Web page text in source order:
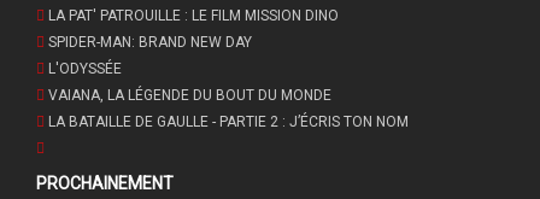
LA PAT' PATROUILLE : LE FILM MISSION DINO
SPIDER-MAN: BRAND NEW DAY
L'ODYSSÉE
VAIANA, LA LÉGENDE DU BOUT DU MONDE
LA BATAILLE DE GAULLE - PARTIE 2 : J’ÉCRIS TON NOM
PROCHAINEMENT